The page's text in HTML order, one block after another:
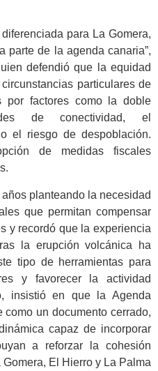
para La Gomera,
parte de la agenda canaria”,
defendió que la equidad
particulares de
por factores como la doble
de conectividad, el
el riesgo de despoblación.
de medidas fiscales
planteando la necesidad
que permitan compensar
y recordó que la experiencia
la erupción volcánica ha
tipo de herramientas para
y favorecer la actividad
insistió en que la Agenda
un documento cerrado,
capaz de incorporar
a reforzar la cohesión
El Hierro y La Palma